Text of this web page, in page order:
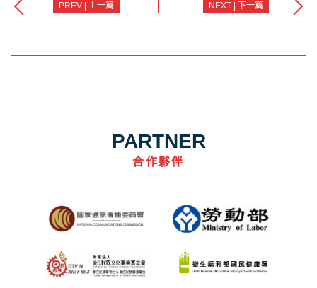
PREV | 上一篇 NEXT | 下一篇
PARTNER
合作夥伴